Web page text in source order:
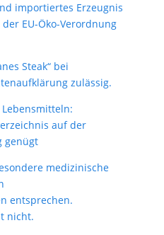
importiertes Erzeugnis
EU-Öko-Verordnung
Steak“ bei
zulässig.
Lebensmitteln:
auf der
genügt
medizinische
entsprechen.
nicht.